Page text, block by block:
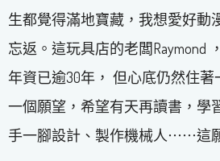
生都覺得滿地寶藏，我想愛好動
忘返。這玩具店的老闆Raymond
年資已逾30年， 但心底仍然住
一個願望，希望有天再讀書，學
手一腳設計、製作機械人⋯⋯這